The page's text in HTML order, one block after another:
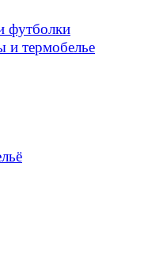
футболки
термобелье